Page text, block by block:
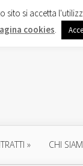
» CHI
si accetta
cookies.